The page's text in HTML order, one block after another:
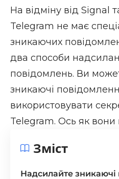
На відміну від Signal
Telegram не має
зникаючих
два способи
повідомлень. Ви
зникаючі
використовувати
Telegram. Ось як
Зміст
Надсилайте зникаючі